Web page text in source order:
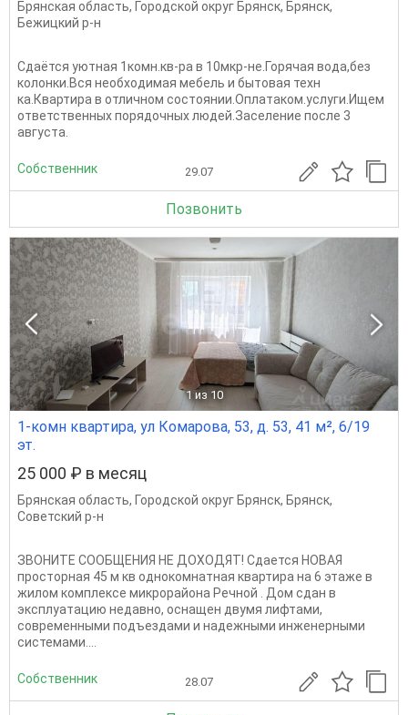
Брянская область, Городской округ Брянск, Брянск,
Бежицкий р-н
Сдаётся уютная 1комн.кв-ра в 10мкр-не.Горячая вода,без
колонки.Вся необходимая мебель и бытовая техн
ка.Квартира в отличном состоянии.Оплатаком.услуги.Ищем
ответственных порядочных людей.Заселение после 3
августа.
Собственник 29.07
Позвонить
1 из 10
1-комн квартира, ул Комарова, 53, д. 53, 41 м², 6/19
эт.
25 000 ₽ в месяц
Брянская область, Городской округ Брянск, Брянск,
Советский р-н
ЗВОНИТЕ СООБЩЕНИЯ НЕ ДОХОДЯТ! Сдается НОВАЯ
просторная 45 м кв однокомнатная квартира на 6 этаже в
жилом комплексе микрорайона Речной . Дом сдан в
эксплуатацию недавно, оснащен двумя лифтами,
современными подъездами и надежными инженерными
системами....
Собственник 28.07